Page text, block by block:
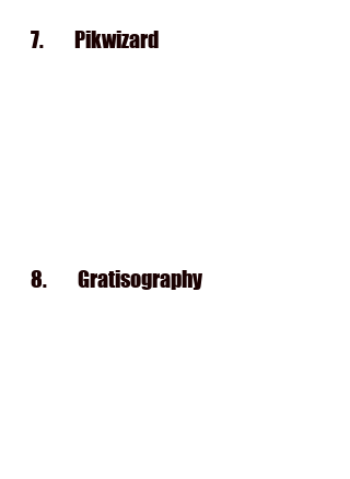
7. Pikwizard
8. Gratisography